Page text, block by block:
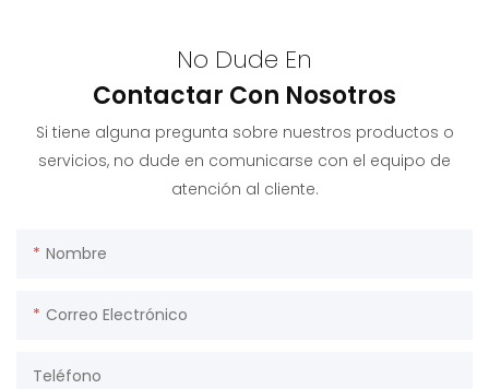
No Dude En
Contactar Con Nosotros
Si tiene alguna pregunta sobre nuestros productos o
servicios, no dude en comunicarse con el equipo de
atención al cliente.
Nombre
Correo Electrónico
Teléfono